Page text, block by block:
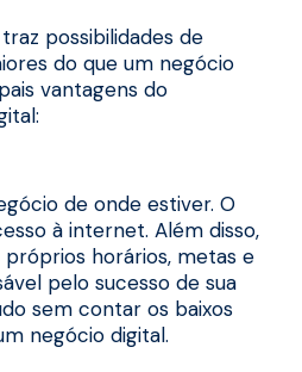
possibilidades de
do que um negócio
vantagens do
de onde estiver. O
à internet. Além disso,
horários, metas e
pelo sucesso de sua
sem contar os baixos
negócio digital.